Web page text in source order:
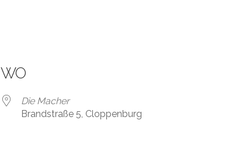
WO
Die Macher
Brandstraße 5, Cloppenburg